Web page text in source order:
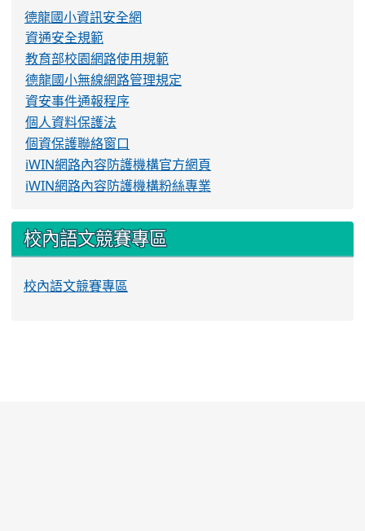
德龍國小資訊安全網
資通安全規範
教育部校園網路使用規範
德龍國小無線網路管理規定
資安事件通報程序
個人資料保護法
個資保護聯絡窗口
iWIN網路內容防護機構官方網頁
iWIN網路內容防護機構粉絲專業
校內語文競賽專區
校內語文競賽專區